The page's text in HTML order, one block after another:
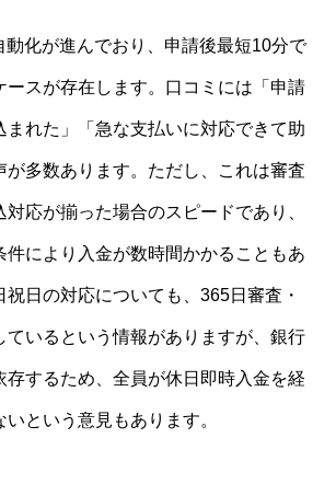
動化が進んでおり、申請後最短10分で
ースが存在します。口コミには「申請
まれた」「急な支払いに対応できて助
が多数あります。ただし、これは審査
対応が揃った場合のスピードであり、
件により入金が数時間かかることもあ
祝日の対応についても、365日審査・
ているという情報がありますが、銀行
存するため、全員が休日即時入金を経
という意見もあります。